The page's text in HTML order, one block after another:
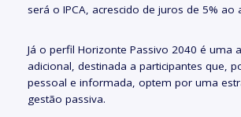
será o IPCA, acrescido de juros de 5% ao
Já o perfil Horizonte Passivo 2040 é uma
adicional, destinada a participantes que,
pessoal e informada, optem por uma
gestão passiva.